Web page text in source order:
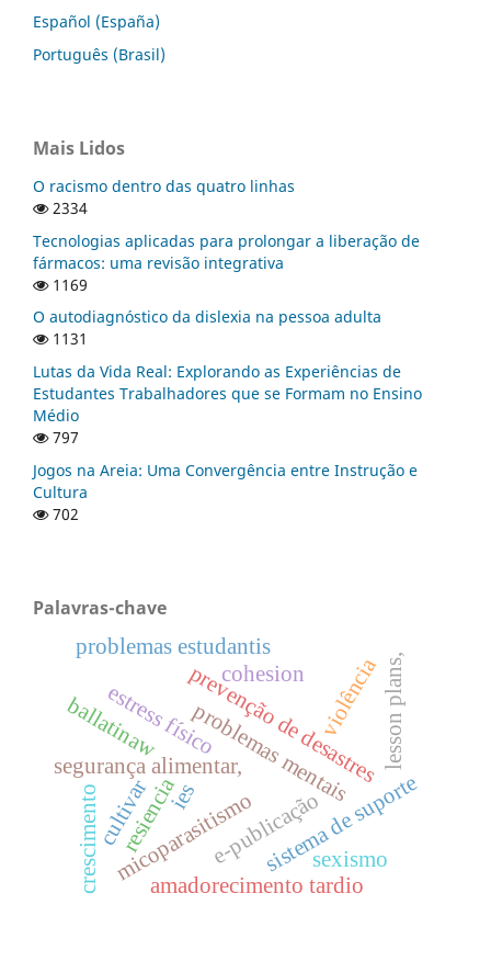
Español (España)
Português (Brasil)
Mais Lidos
O racismo dentro das quatro linhas
2334
Tecnologias aplicadas para prolongar a liberação de
fármacos: uma revisão integrativa
1169
O autodiagnóstico da dislexia na pessoa adulta
1131
Lutas da Vida Real: Explorando as Experiências de
Estudantes Trabalhadores que se Formam no Ensino
Médio
797
Jogos na Areia: Uma Convergência entre Instrução e
Cultura
702
Palavras-chave
problemas mentais
sistema de suporte
segurança alimentar,
resiencia
prevenção de desastres
estress físico
amadorecimento tardio
problemas estudantis
violência
e-publicação
ies
cohesion
micoparasitismo
lesson plans,
cultivar
ballatinaw
crescimento sexismo